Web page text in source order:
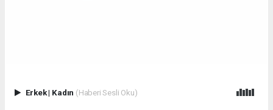
Erkek| Kadın (Haberi Sesli Oku)